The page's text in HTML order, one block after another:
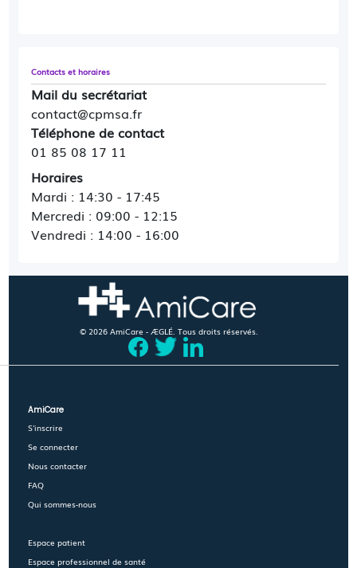
Contacts et horaires
Mail du secrétariat
contact@cpmsa.fr
Téléphone de contact
01 85 08 17 11
Horaires
Mardi : 14:30 - 17:45
Mercredi : 09:00 - 12:15
Vendredi : 14:00 - 16:00
© 2026 AmiCare - ÆGLÉ. Tous droits réservés.
AmiCare
S'inscrire
Se connecter
Nous contacter
FAQ
Qui sommes-nous
Espace patient
Espace professionnel de santé